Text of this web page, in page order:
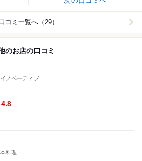
コミ一覧へ（29）
のお店の口コミ
ノベーティブ
4.8
料理